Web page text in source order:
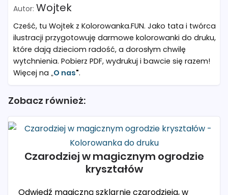
Wojtek
Cześć, tu Wojtek z Kolorowanka.FUN. Jako tata i twórca
ilustracji przygotowuję darmowe kolorowanki do druku,
które dają dzieciom radość, a dorosłym chwilę
wytchnienia. Pobierz PDF, wydrukuj i bawcie się razem!
Więcej na „O nas".
Zobacz również:
Czarodziej w magicznym ogrodzie
kryształów
Odwiedź magiczną szklarnię czarodzieja, w